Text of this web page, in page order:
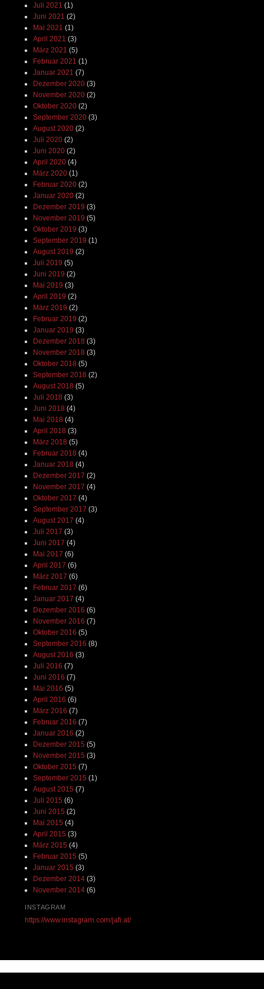
Juli 2021 (1)
Juni 2021 (2)
Mai 2021 (1)
April 2021 (3)
März 2021 (5)
Februar 2021 (1)
Januar 2021 (7)
Dezember 2020(3)
November 2020(2)
Oktober 2020(2)
September 2020(3)
August 2020(2)
Juli 2020(2)
Juni 2020(2)
April 2020(4)
März 2020(1)
Februar 2020(2)
Januar 2020(2)
Dezember 2019 (3)
November 2019 (5)
Oktober 2019 (3)
September 2019 (1)
August 2019 (2)
Juli 2019 (5)
Juni 2019 (2)
Mai 2019 (3)
April 2019 (2)
März 2019 (2)
Februar 2019 (2)
Januar 2019 (3)
Dezember 2018 (3)
November 2018 (3)
Oktober 2018 (5)
September 2018 (2)
August 2018 (5)
Juli 2018 (3)
Juni 2018 (4)
Mai 2018 (4)
April 2018 (3)
März 2018 (5)
Februar 2018 (4)
Januar 2018 (4)
Dezember 2017 (2)
November 2017 (4)
Oktober 2017 (4)
September 2017 (3)
August 2017 (4)
Juli 2017 (3)
Juni 2017 (4)
Mai 2017 (6)
April 2017 (6)
März 2017 (6)
Februar 2017 (6)
Januar 2017 (4)
Dezember 2016 (6)
November 2016 (7)
Oktober 2016 (5)
September 2016 (8)
August 2016 (3)
Juli 2016 (7)
Juni 2016 (7)
Mai 2016 (5)
April 2016 (6)
März 2016 (7)
Februar 2016 (7)
Januar 2016 (2)
Dezember 2015 (5)
November 2015 (3)
Oktober 2015 (7)
September 2015 (1)
August 2015 (7)
Juli 2015 (6)
Juni 2015 (2)
Mai 2015 (4)
April 2015 (3)
März 2015 (4)
Februar 2015 (5)
Januar 2015 (3)
Dezember 2014(3)
November 2014(6)
INSTAGRAM
https://www.instagram.com/jafi.at/